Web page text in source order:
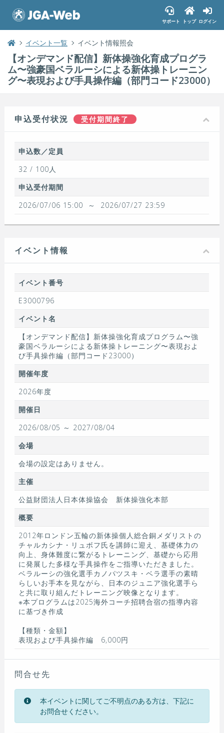
サポート トップ ログイン
イベント一覧 イベント情報照会
【オンデマンド配信】新体操強化育成プログラ
ム〜強豪国ベラルーシによる新体操トレーニン
グ〜表現および手具操作編（部門コード23000）
申込受付状況 受付期間終了
申込数／定員
32 / 100人
申込受付期間
2026/07/06 15:00
～ 2026/07/27 23:59
イベント情報
イベント番号
E3000796
イベント名
【オンデマンド配信】新体操強化育成プログラム〜強
豪国ベラルーシによる新体操トレーニング〜表現およ
び手具操作編（部門コード23000）
開催年度
2026年度
開催日
2026/08/05 ～ 2027/08/04
会場
会場の設定はありません。
主催
公益財団法人日本体操協会 新体操強化本部
概要
2012年ロンドン五輪の新体操個人総合銅メダリストの
チャルカシナ・リュボフ氏を講師に迎え、基礎体力の
向上、身体難度に繋がるトレーニング、基礎から応用
に発展した多様な手具操作をご指導いただきました。
ベラルーシの強化選手カノパツスキ・ベラ選手の素晴
らしいお手本を見ながら、日本のジュニア強化選手ら
と共に取り組んだトレーニング映像となります。
※本プログラムは2025海外コーチ招聘合宿の指導内容
に基づき作成
【種類・金額】
表現および手具操作編 6,000円
問合せ先
本イベントに関してご不明点のある方は、下記に
お問合せください。